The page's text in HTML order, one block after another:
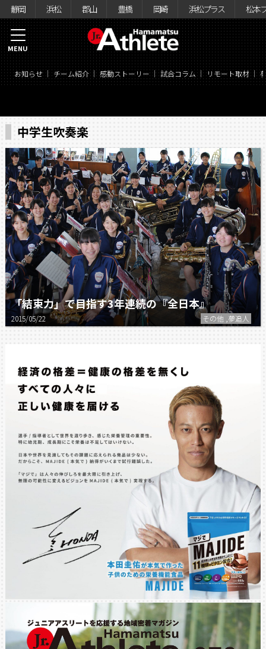
静岡 浜松 郡山 豊橋 岡崎 浜松プラス 松本
お知らせ チーム紹介 感動ストーリー 試合コラム リモート取材
MENU
中学生吹奏楽
「結束力」で目指す3年連続の『全日本』
2015/05/22 その他 ,夢追人